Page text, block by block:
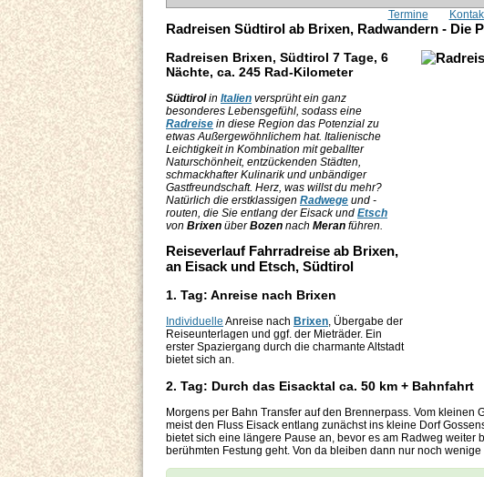
Termine
Radreisen Südtirol ab Brixen, Radwandern - Die
Radreisen Brixen, Südtirol 7 Tage, 6
Nächte, ca. 245 Rad-Kilometer
Südtirolin Italien versprüht ein ganz
besonderes Lebensgefühl, sodass eine
Radreise in diese Region das Potenzial zu
etwas Außergewöhnlichem hat. Italienische
Leichtigkeit in Kombination mit geballter
Naturschönheit, entzückenden Städten,
schmackhafter Kulinarik und unbändiger
Gastfreundschaft. Herz, was willst du mehr?
Natürlich die erstklassigen Radwege und -
routen, die Sie entlang der Eisack und Etsch
von Brixen überBozen nach Meran führen.
Reiseverlauf Fahrradreise ab Brixen,
an Eisack und Etsch, Südtirol
1. Tag: Anreise nach Brixen
Individuelle Anreise nach Brixen, Übergabe der
Reiseunterlagen und ggf. der Mieträder. Ein
erster Spaziergang durch die charmante Altstadt
bietet sich an.
2. Tag: Durch das Eisacktal ca. 50 km + Bahnfahrt
Morgens per Bahn Transfer auf den Brennerpass. Vom
meist den Fluss Eisack entlang zunächst ins kleine Dorf
bietet sich eine längere Pause an, bevor es am Radweg
berühmten Festung geht. Von da bleiben dann nur noch